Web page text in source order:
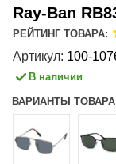
Ray-Ban
РЕЙТИНГ ТОВАРА:
Артикул: 100-
В наличии
ВАРИАНТЫ